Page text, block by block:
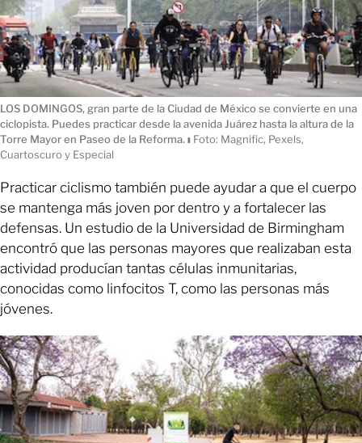
LOS DOMINGOS, gran parte de la Ciudad de México se convierte en una
ciclopista. Puedes practicar desde la avenida Juárez hasta la altura de la
Torre Mayor en Paseo de la Reforma. ı Foto: Magnific, Pexels,
Cuartoscuro y Especial
Practicar ciclismo también puede ayudar a que el cuerpo
se mantenga más joven por dentro y a fortalecer las
defensas. Un estudio de la Universidad de Birmingham
encontró que las personas mayores que realizaban esta
actividad producían tantas células inmunitarias,
conocidas como linfocitos T, como las personas más
jóvenes.